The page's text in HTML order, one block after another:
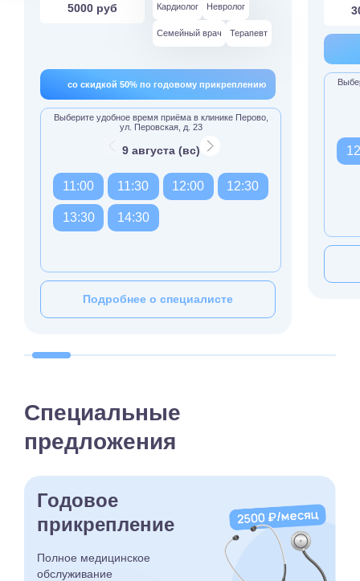
5000 руб Кардиолог Невролог
Семейный врач Терапевт
со скидкой 50% по годовому прикреплению
Выберите удобное время приёма в клинике Перово,
ул. Перовская, д. 23
9 августа (вс)
11:00 11:30 12:00 12:30
13:30 14:30
Подробнее о специалисте
Специальные
предложения
Годовое
прикрепление
Полное медицинское
обслуживание